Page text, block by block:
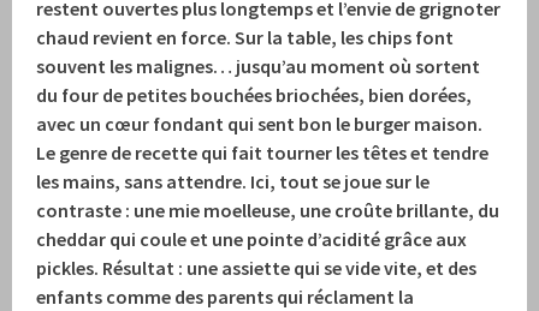
restent ouvertes plus longtemps et l’envie de grignoter
chaud revient en force. Sur la table, les chips font
souvent les malignes… jusqu’au moment où sortent
du four de petites bouchées briochées, bien dorées,
avec un cœur fondant qui sent bon le burger maison.
Le genre de recette qui fait tourner les têtes et tendre
les mains, sans attendre. Ici, tout se joue sur le
contraste : une mie moelleuse, une croûte brillante, du
cheddar qui coule et une pointe d’acidité grâce aux
pickles. Résultat : une assiette qui se vide vite, et des
enfants comme des parents qui réclament la